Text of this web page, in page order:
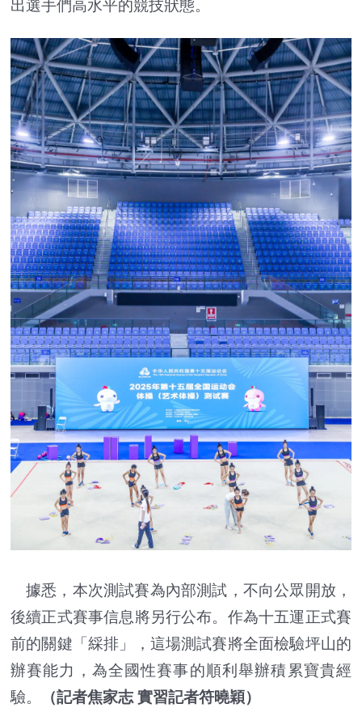
出選手們高水平的競技狀態。
據悉，本次測試賽為內部測試，不向公眾開放，
後續正式賽事信息將另行公布。作為十五運正式賽
前的關鍵「綵排」，這場測試賽將全面檢驗坪山的
辦賽能力，為全國性賽事的順利舉辦積累寶貴經
驗。
（記者焦家志 實習記者符曉穎）